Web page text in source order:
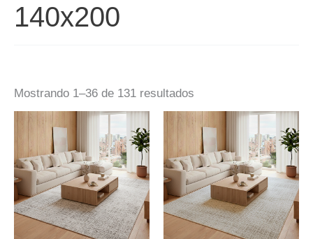
140x200
Mostrando 1–36 de 131 resultados